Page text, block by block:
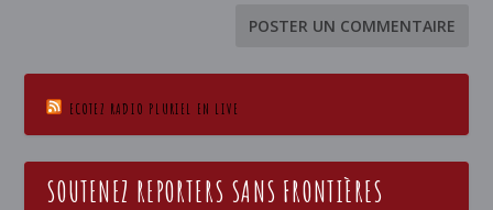
ECOTEZ RADIO PLURIEL EN LIVE
SOUTENEZ REPORTERS SANS FRONTIÈRES